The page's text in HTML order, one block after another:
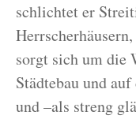
schlichtet er
sorgt sich um die
Städtebau und
und –als streng